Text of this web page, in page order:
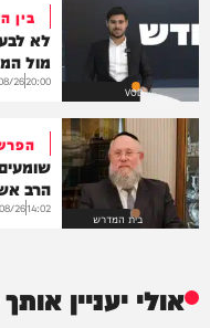
VOD
בין
לא
מול
20:00
26
בית המדרש
הרב
14:02
26
אולי יעניין